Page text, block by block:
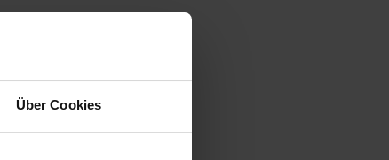
Über Cookies